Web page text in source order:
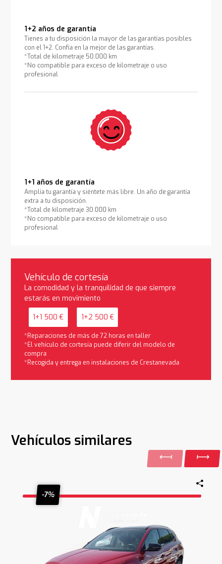
1+2 años de garantía
Tienes a tu disposición la mayor de las garantías posibles
con el 1+2. Confía en la mejor de las garantías.
*Total de kilometraje 50.000 km
*No compatible para exceso de kilometraje o uso
profesional
1+1 años de garantía
Amplía tu garantía y siéntete más libre. Un año de garantía
extra a tu disposición.
*Total de kilometraje 30.000 km
*No compatible para exceso de kilometraje o uso
profesional
Vehículo de cortesía
La comodidad y la tranquilidad de que siempre
estarás en movimiento
1+1 500 € 1+2 500 €
*Reparaciones de más de 72 horas en taller
*El vehículo de cortesía puede diferir del modelo de
compra
*Recogida y entrega en instalaciones de Crestanevada
Vehículos similares
-7%